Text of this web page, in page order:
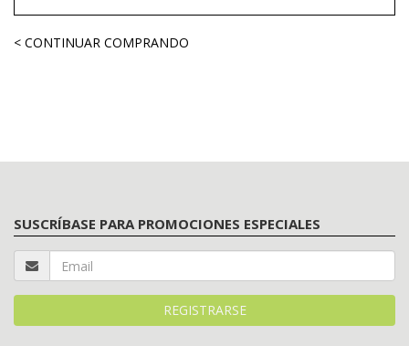
< CONTINUAR COMPRANDO
SUSCRÍBASE PARA PROMOCIONES ESPECIALES